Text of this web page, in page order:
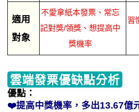
適用
對象
不愛拿紙本發票、常忘
記對獎/領獎、想提高中
獎機率
習
雲端發票優缺點分析
優點：
❤️提高中獎機率，多出13.67億